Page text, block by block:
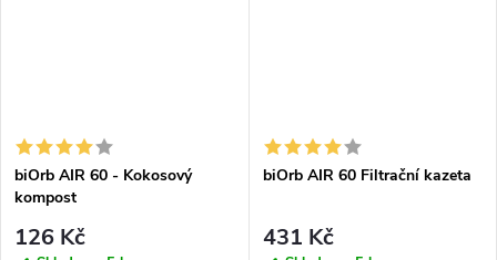
biOrb AIR 60 - Kokosový
kompost
126 Kč
biOrb AIR 60 Filtrační kazeta
431 Kč